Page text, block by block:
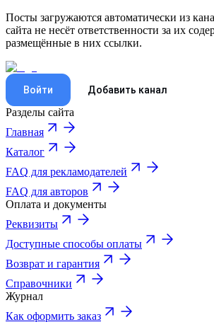
Посты загружаются автоматически из
сайта не несёт ответственности за их
размещённые в них ссылки.
Войти Добавить канал
Разделы сайта
Главная
Каталог
FAQ для рекламодателей
FAQ для авторов
Оплата и документы
Реквизиты
Доступные способы оплаты
Возврат и гарантия
Справочники
Журнал
Как оформить заказ